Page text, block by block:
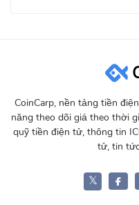
CoinCarp, nền tảng tiền
năng theo dõi giá theo thời
quỹ tiền điện tử, thông tin
tử, tin
𝕏